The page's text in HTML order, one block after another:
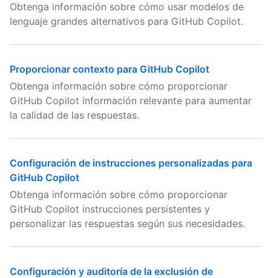
Obtenga información sobre cómo usar modelos de
lenguaje grandes alternativos para GitHub Copilot.
Proporcionar contexto para GitHub Copilot
Obtenga información sobre cómo proporcionar
GitHub Copilot información relevante para aumentar
la calidad de las respuestas.
Configuración de instrucciones personalizadas para
GitHub Copilot
Obtenga información sobre cómo proporcionar
GitHub Copilot instrucciones persistentes y
personalizar las respuestas según sus necesidades.
Configuración y auditoría de la exclusión de